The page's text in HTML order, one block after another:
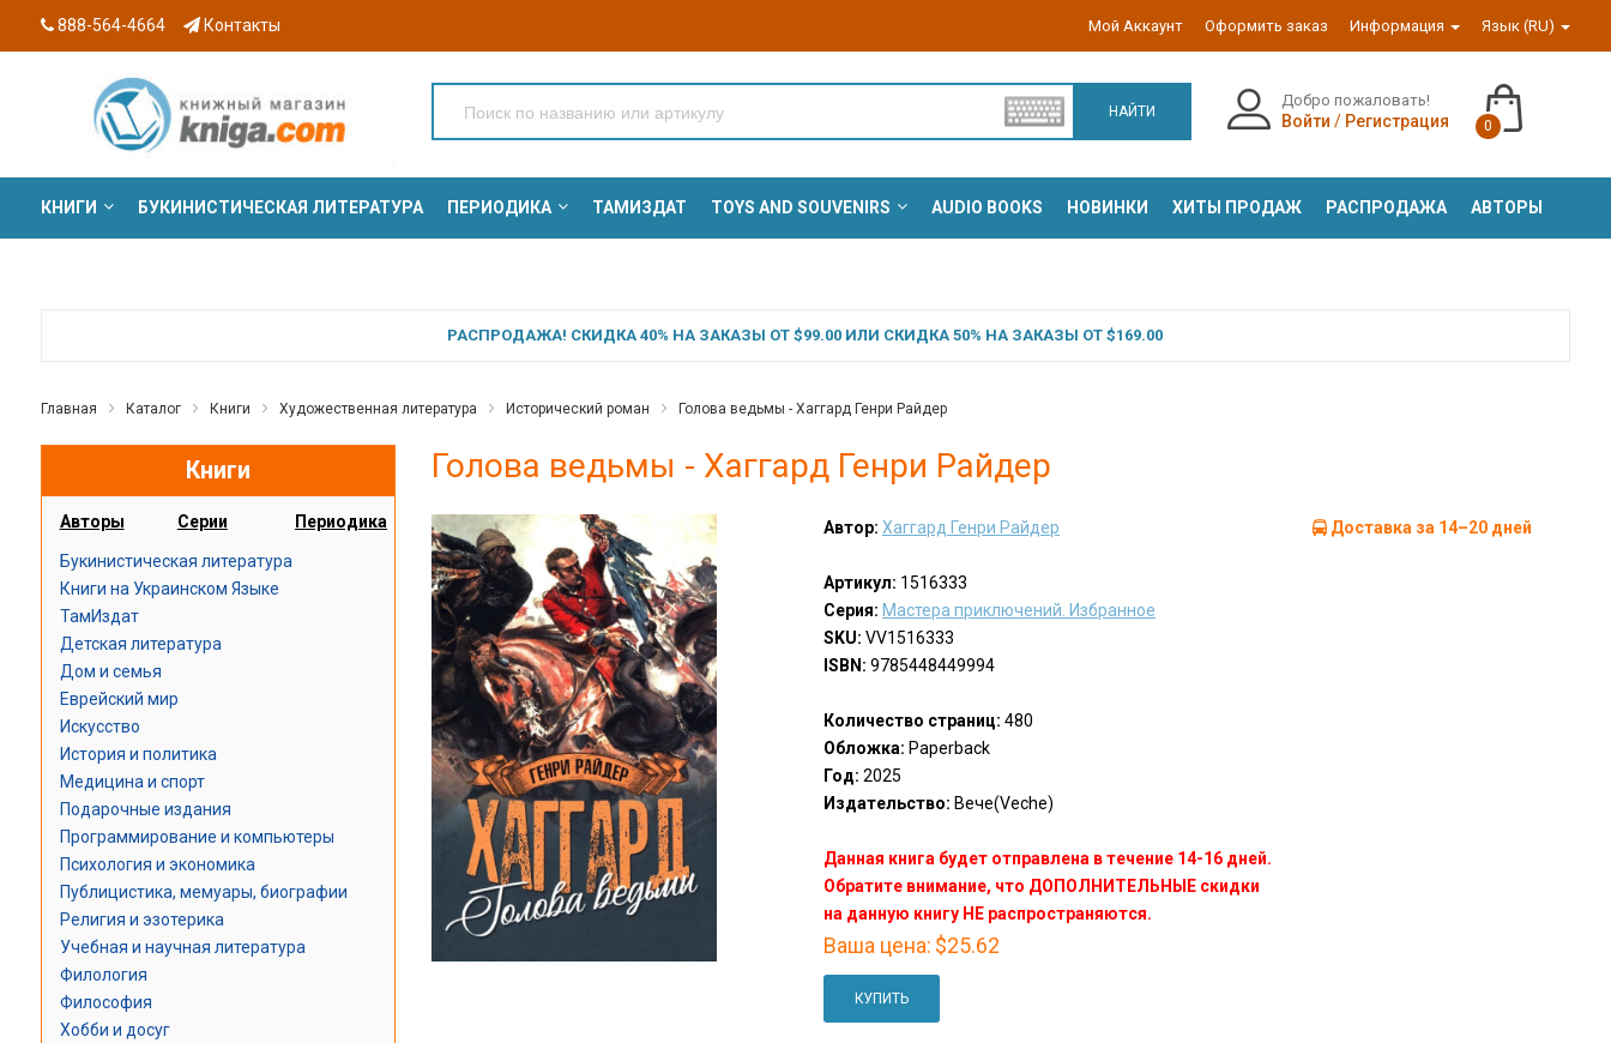
888-564-4664 Контакты Мой Аккаунт Оформить заказ Информация Язык (RU)
НАЙТИ
Добро пожаловать!
Войти / Регистрация 0
КНИГИ БУКИНИСТИЧЕСКАЯ ЛИТЕРАТУРА ПЕРИОДИКА ТАМИЗДАТ TOYS AND SOUVENIRS AUDIO BOOKS НОВИНКИ ХИТЫ ПРОДАЖ РАСПРОДАЖА АВТОРЫ
РАСПРОДАЖА! СКИДКА 40% НА ЗАКАЗЫ ОТ $99.00 ИЛИ СКИДКА 50% НА ЗАКАЗЫ ОТ $169.00
Главная Каталог Книги Художественная литература Исторический роман Голова ведьмы - Хаггард Генри Райдер
Книги
Авторы Серии Периодика
Букинистическая литература
Книги на Украинском Языке
ТамИздат
Детская литература
Дом и семья
Еврейский мир
Искусство
История и политика
Медицина и спорт
Подарочные издания
Программирование и компьютеры
Психология и экономика
Публицистика, мемуары, биографии
Религия и эзотерика
Учебная и научная литература
Филология
Философия
Хобби и досуг
Голова ведьмы - Хаггард Генри Райдер
Автор: Хаггард Генри Райдер
Артикул: 1516333
Серия: Мастера приключений. Избранное
SKU: VV1516333
ISBN: 9785448449994
Количество страниц: 480
Обложка: Paperback
Год: 2025
Издательство: Вече(Veche)
Данная книга будет отправлена в течение 14-16 дней.
Обратите внимание, что ДОПОЛНИТЕЛЬНЫЕ скидки
на данную книгу НЕ распространяются.
Ваша цена: $25.62
КУПИТЬ
Доставка за 14–20 дней